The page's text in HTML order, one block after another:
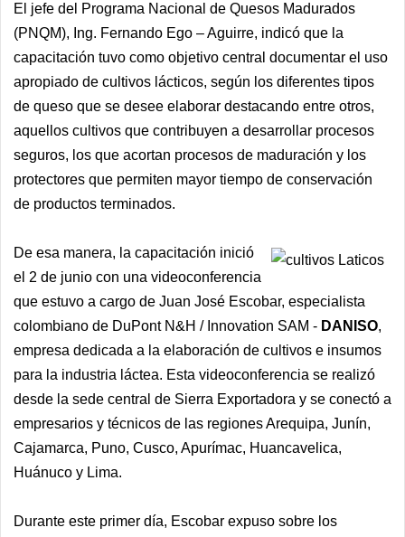
El jefe del Programa Nacional de Quesos Madurados
(PNQM), Ing. Fernando Ego – Aguirre, indicó que la
capacitación tuvo como objetivo central documentar el uso
apropiado de cultivos lácticos, según los diferentes tipos
de queso que se desee elaborar destacando entre otros,
aquellos cultivos que contribuyen a desarrollar procesos
seguros, los que acortan procesos de maduración y los
protectores que permiten mayor tiempo de conservación
de productos terminados.
De esa manera, la capacitación inició
el 2 de junio con una videoconferencia
que estuvo a cargo de Juan José Escobar, especialista
colombiano de DuPont N&H / Innovation SAM - DANISO,
empresa dedicada a la elaboración de cultivos e insumos
para la industria láctea. Esta videoconferencia se realizó
desde la sede central de Sierra Exportadora y se conectó a
empresarios y técnicos de las regiones Arequipa, Junín,
Cajamarca, Puno, Cusco, Apurímac, Huancavelica,
Huánuco y Lima.
Durante este primer día, Escobar expuso sobre los